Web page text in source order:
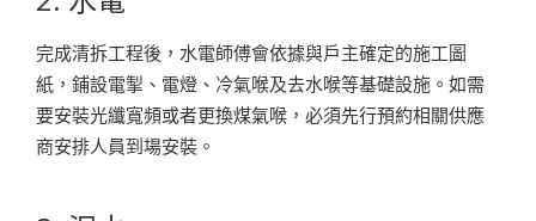
完成清拆工程後，水電師傅會依據與戶主確定的施工圖
紙，鋪設電掣、電燈、冷氣喉及去水喉等基礎設施。如需
要安裝光纖寬頻或者更換煤氣喉，必須先行預約相關供應
商安排人員到場安裝。